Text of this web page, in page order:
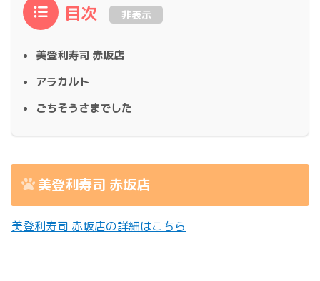
目次 非表示
美登利寿司 赤坂店
アラカルト
ごちそうさまでした
美登利寿司 赤坂店
美登利寿司 赤坂店の詳細はこちら